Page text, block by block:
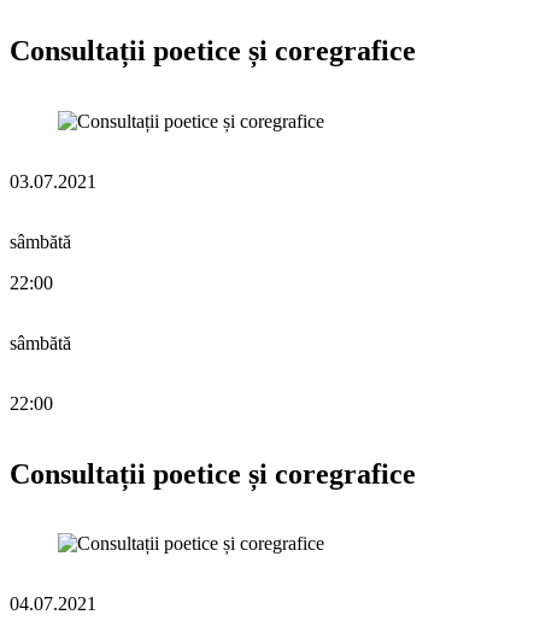
Consultații poetice și coregrafice
03.07.2021
sâmbătă
22:00
sâmbătă
22:00
Consultații poetice și coregrafice
04.07.2021